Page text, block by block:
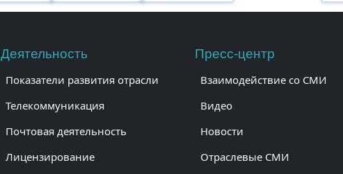
Деятельность
Показатели развития отрасли
Телекоммуникация
Почтовая деятельность
Лицензирование
Пресс-центр
Взаимодействие со СМИ
Видео
Новости
Отраслевые СМИ